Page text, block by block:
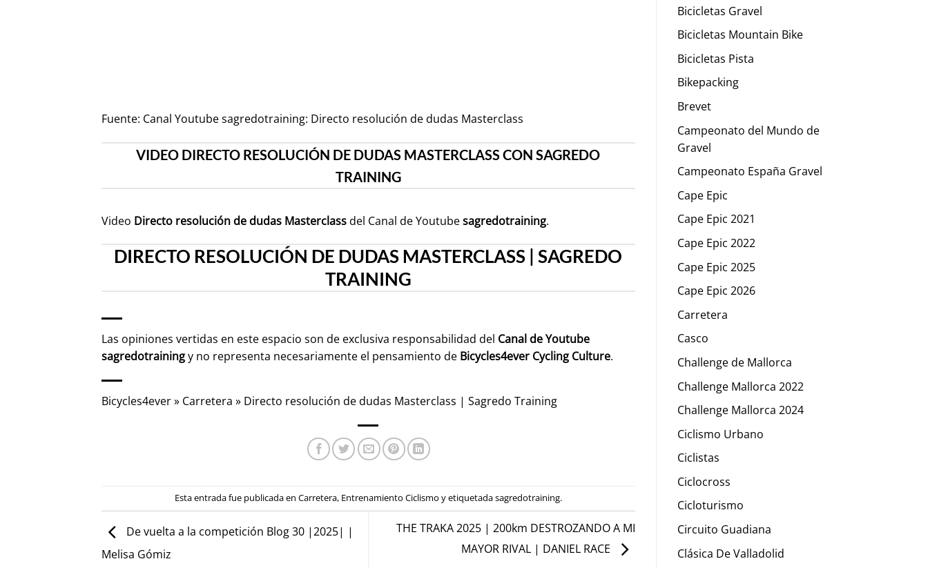
Fuente: Canal Youtube sagredotraining: Directo resolución de dudas Masterclass
VIDEO DIRECTO RESOLUCIÓN DE DUDAS MASTERCLASS CON SAGREDO
TRAINING
Video Directo resolución de dudas Masterclassdel Canal de Youtubesagredotraining.
DIRECTO RESOLUCIÓN DE DUDAS MASTERCLASS | SAGREDO
TRAINING
Las opiniones vertidas en este espacio son de exclusiva responsabilidad del Canal de Youtube
sagredotrainingy no representa necesariamente el pensamiento de Bicycles4ever Cycling Culture.
Bicycles4ever» Carretera » Directo resolución de dudas Masterclass | Sagredo Training
Esta entrada fue publicada en Carretera, Entrenamiento Ciclismo y etiquetadasagredotraining.
De vuelta a la competición Blog 30 |2025| |
Melisa Gómiz
THE TRAKA 2025 | 200km DESTROZANDO A MI
MAYOR RIVAL | DANIEL RACE
Bicicletas Gravel
Bicicletas Mountain Bike
Bicicletas Pista
Bikepacking
Brevet
Campeonato del Mundo de
Gravel
Campeonato España Gravel
Cape Epic
Cape Epic 2021
Cape Epic 2022
Cape Epic 2025
Cape Epic 2026
Carretera
Casco
Challenge de Mallorca
Challenge Mallorca 2022
Challenge Mallorca 2024
Ciclismo Urbano
Ciclistas
Ciclocross
Cicloturismo
Circuito Guadiana
Clásica De Valladolid